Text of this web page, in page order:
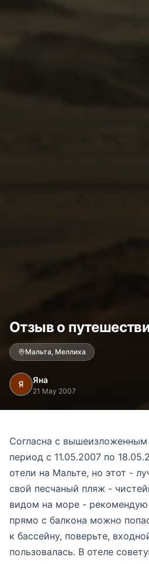
Отзыв о
Мальта, Меллиха
Яна
21 May 2007
Согласна с
период с 11.05.2007 по
отели на Мальте, но этот -
свой песчаный пляж -
видом на море - рекомендую
прямо с балкона можно
к бассейну, поверьте,
пользовалась. В отеле